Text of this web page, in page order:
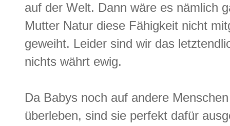
auf der Welt. Dann wäre es nämlich
Mutter Natur diese Fähigkeit nicht
geweiht. Leider sind wir das
nichts währt ewig.
Da Babys noch auf andere
überleben, sind sie perfekt dafür